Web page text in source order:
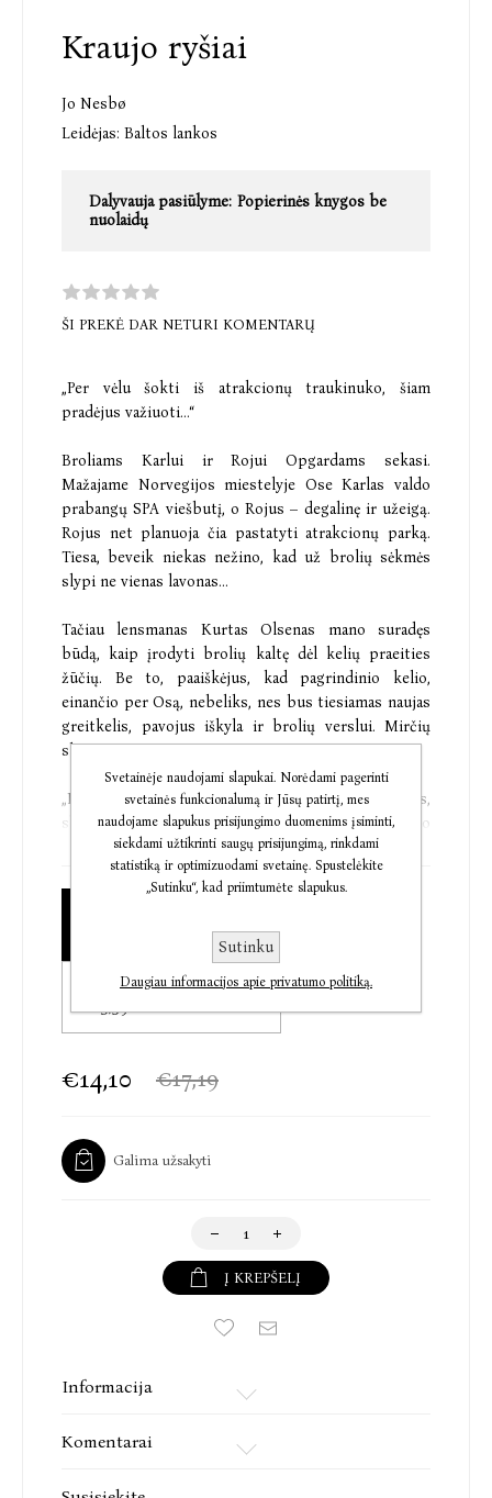
Kraujo ryšiai
Jo Nesbø
Leidėjas: Baltos lankos
Dalyvauja pasiūlyme: Popierinės knygos be
nuolaidų
ŠI PREKĖ DAR NETURI KOMENTARŲ
„Per vėlu šokti iš atrakcionų traukinuko, šiam
pradėjus važiuoti...“
Broliams Karlui ir Rojui Opgardams sekasi.
Mažajame Norvegijos miestelyje Ose Karlas valdo
prabangų SPA viešbutį, o Rojus – degalinę ir užeigą.
Rojus net planuoja čia pastatyti atrakcionų parką.
Tiesa, beveik niekas nežino, kad už brolių sėkmės
slypi ne vienas lavonas...
Tačiau lensmanas Kurtas Olsenas mano suradęs
būdą, kaip įrodyti brolių kaltę dėl kelių praeities
žūčių. Be to, paaiškėjus, kad pagrindinio kelio,
einančio per Osą, nebeliks, nes bus tiesiamas naujas
greitkelis, pavojus iškyla ir brolių verslui. Mirčių
skaičius Ose ima augti...
„Kraujo ryšiai“ – maksimalios įtampos trileris,
skandinaviškų detektyvų karaliumi tituluojamo Jo
Nesbø romano „Karalystė“ („Baltos lankos“, 2022 m.)
tęsinys apie išgalvoto kalnų miestelio bendruomenės
problemas ir bet kokia kaina savo naudai jas
„Nesbø meistriškai įtraukia skaitytojus ir skaitytojas
į žavingo žudiko minčių srautą, kruvinus epizodus
seriją. Rezultatas – šaltas ir tamsiai juokingas „noir“
paskutinio puslapio.“
Publishers Weekly
ištikimi jo gerbėjai ir gerbėjos šią knygą tiesiog
ir vienas įtakingiausių šių laikų kriminalinių romanų
autorių pasaulyje. Pasaulinę šlovę bei gausybę
Hūlės knygų serija, subūrusi didelį ištikimų
Audioknyga
€14,10 €17,19
Galima užsakyti
Į KREPŠELĮ
Informacija
Komentarai
Svetainėje naudojami slapukai. Norėdami pagerinti
svetainės funkcionalumą ir Jūsų patirtį, mes
naudojame slapukus prisijungimo duomenims įsiminti,
siekdami užtikrinti saugų prisijungimą, rinkdami
statistiką ir optimizuodami svetainę. Spustelėkite
„Sutinku“, kad priimtumėte slapukus.
Sutinku
Daugiau informacijos apie privatumo politiką.